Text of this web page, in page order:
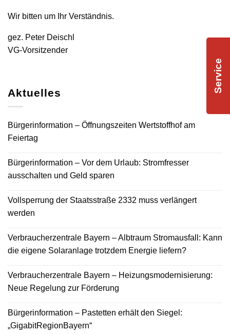
Wir bitten um Ihr Verständnis.
gez. Peter Deischl
VG-Vorsitzender
Aktuelles
Bürgerinformation – Öffnungszeiten Wertstoffhof am
Feiertag
Bürgerinformation – Vor dem Urlaub: Stromfresser
ausschalten und Geld sparen
Vollsperrung der Staatsstraße 2332 muss verlängert
werden
Verbraucherzentrale Bayern – Albtraum Stromausfall: Kann
die eigene Solaranlage trotzdem Energie liefern?
Verbraucherzentrale Bayern – Heizungsmodernisierung:
Neue Regelung zur Förderung
Bürgerinformation – Pastetten erhält den Siegel:
„GigabitRegionBayern“
Service